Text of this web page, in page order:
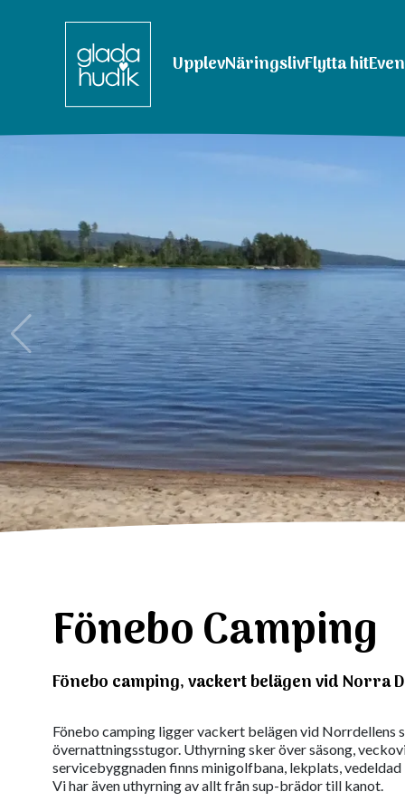
UpplevNäringslivFlytta hit
Fönebo Camping
Fönebo camping, vackert belägen vid Norra
Fönebo camping ligger vackert belägen vid Norrdellens
övernattningsstugor. Uthyrning sker över säsong,
servicebyggnaden finns minigolfbana, lekplats,
Vi har även uthyrning av allt från sup-brädor till kanot.